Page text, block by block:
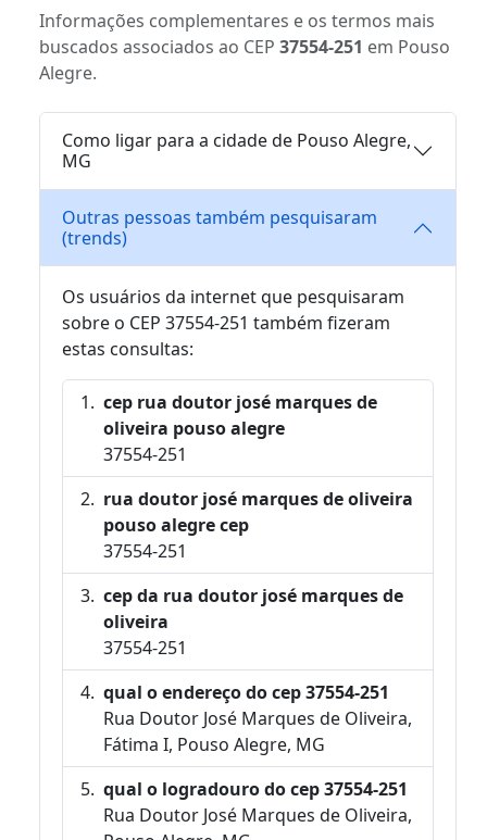
Informações complementares e os termos mais
buscados associados ao CEP 37554-251 em Pouso
Alegre.
Como ligar para a cidade de Pouso Alegre,
MG
Outras pessoas também pesquisaram
(trends)
Os usuários da internet que pesquisaram
sobre o CEP 37554-251 também fizeram
estas consultas:
cep rua doutor josé marques de
oliveira pouso alegre
37554-251
rua doutor josé marques de oliveira
pouso alegre cep
37554-251
cep da rua doutor josé marques de
oliveira
37554-251
qual o endereço do cep 37554-251
Rua Doutor José Marques de Oliveira,
Fátima I, Pouso Alegre, MG
qual o logradouro do cep 37554-251
Rua Doutor José Marques de Oliveira,